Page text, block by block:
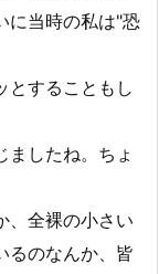
に当時の私は"恐
とすることもし
ましたね。ちょ
、全裸の小さい
るのなんか、皆